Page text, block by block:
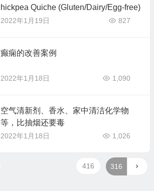
hickpea Quiche (Gluten/Dairy/Egg-free)
2022年1月19日 827
癫痫的改善案例
2022年1月18日 1,090
空气清新剂、香水、家中清洁化学物
等，比抽烟还要毒
2022年1月18日 1,026
416